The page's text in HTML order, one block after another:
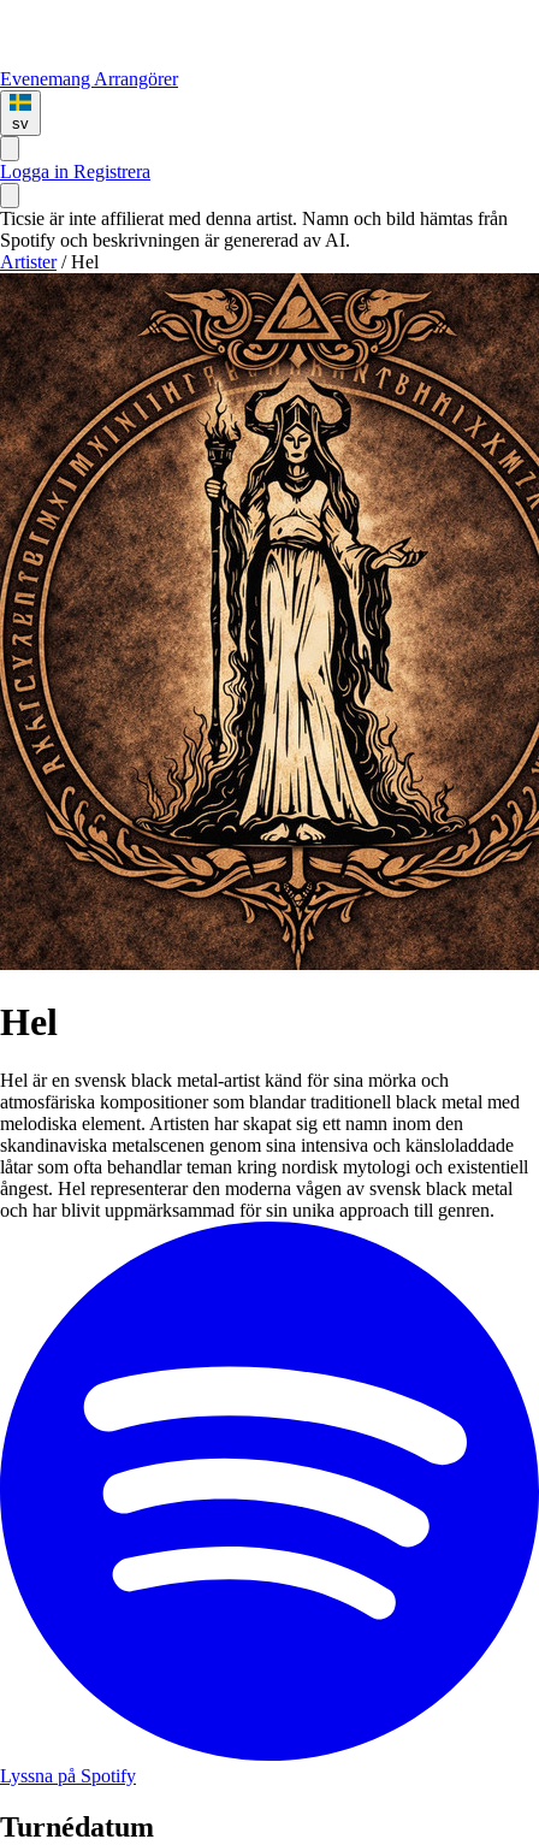
Evenemang Arrangörer
sv
Logga in Registrera
Ticsie är inte affilierat med denna artist. Namn och bild hämtas från
Spotify och beskrivningen är genererad av AI.
Artister / Hel
Hel
Hel är en svensk black metal-artist känd för sina mörka och
atmosfäriska kompositioner som blandar traditionell black metal med
melodiska element. Artisten har skapat sig ett namn inom den
skandinaviska metalscenen genom sina intensiva och känsloladdade
låtar som ofta behandlar teman kring nordisk mytologi och existentiell
ångest. Hel representerar den moderna vågen av svensk black metal
och har blivit uppmärksammad för sin unika approach till genren.
Lyssna på Spotify
Turnédatum